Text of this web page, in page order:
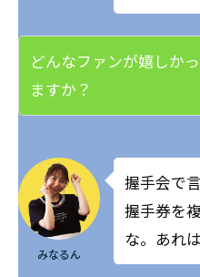
どんなファンが嬉しか
ますか？
みなるん
握手会で
握手券を
な。あれ